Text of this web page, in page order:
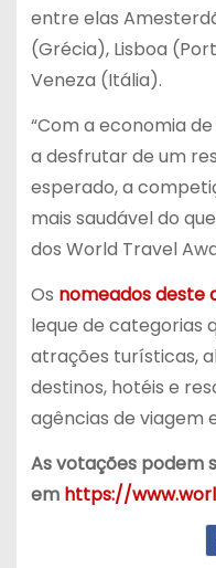
entre elas
(Grécia), Lisboa
Veneza (Itália).
“Com a economia
a desfrutar de um
esperado, a
mais saudável do
dos World Travel
Os nomeados deste
leque de categorias
atrações turísticas,
destinos, hotéis e
agências de viagem
As votações podem
em https://